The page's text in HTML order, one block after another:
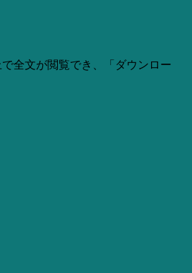
全文が閲覧でき、「ダウンロー